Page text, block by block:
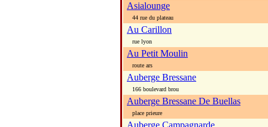
Asialounge
44 rue du plateau
Au Carillon
rue lyon
Au Petit Moulin
route ars
Auberge Bressane
166 boulevard brou
Auberge Bressane De Buellas
place prieure
Auberge Campagnarde